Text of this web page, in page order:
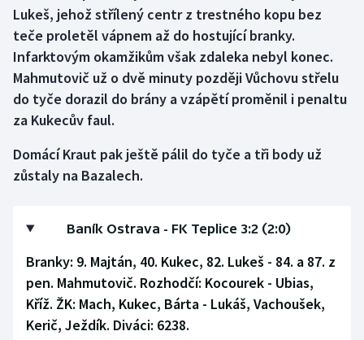
Lukeš, jehož střílený centr z trestného kopu bez
teče proletěl vápnem až do hostující branky.
Infarktovým okamžikům však zdaleka nebyl konec.
Mahmutovič už o dvě minuty později Vůchovu střelu
do tyče dorazil do brány a vzápětí proměnil i penaltu
za Kukecův faul.
Domácí Kraut pak ještě pálil do tyče a tři body už
zůstaly na Bazalech.
Baník Ostrava - FK Teplice 3:2 (2:0)
Branky: 9. Majtán, 40. Kukec, 82. Lukeš - 84. a 87. z
pen. Mahmutovič. Rozhodčí: Kocourek - Ubias,
Kříž. ŽK: Mach, Kukec, Bárta - Lukáš, Vachoušek,
Kerič, Ježdík. Diváci: 6238.